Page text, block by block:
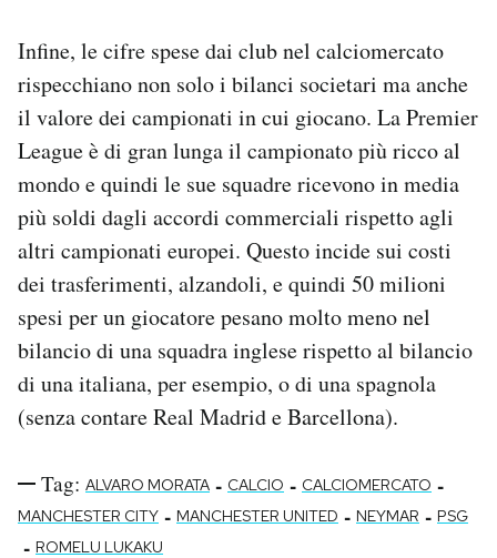
Infine, le cifre spese dai club nel calciomercato
rispecchiano non solo i bilanci societari ma anche
il valore dei campionati in cui giocano. La Premier
League è di gran lunga il campionato più ricco al
mondo e quindi le sue squadre ricevono in media
più soldi dagli accordi commerciali rispetto agli
altri campionati europei. Questo incide sui costi
dei trasferimenti, alzandoli, e quindi 50 milioni
spesi per un giocatore pesano molto meno nel
bilancio di una squadra inglese rispetto al bilancio
di una italiana, per esempio, o di una spagnola
(senza contare Real Madrid e Barcellona).
Tag: ALVARO MORATA - CALCIO - CALCIOMERCATO -
MANCHESTER CITY - MANCHESTER UNITED - NEYMAR - PSG
- ROMELU LUKAKU